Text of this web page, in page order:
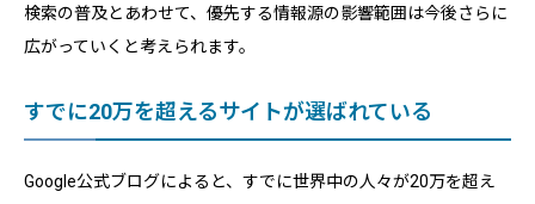
検索の普及とあわせて、優先する情報源の影響範囲は今後さらに
広がっていくと考えられます。
すでに20万を超えるサイトが選ばれている
Google公式ブログによると、すでに世界中の人々が20万を超え